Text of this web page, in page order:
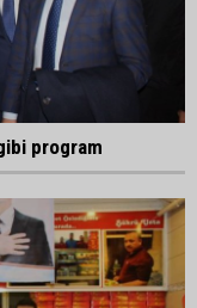
program